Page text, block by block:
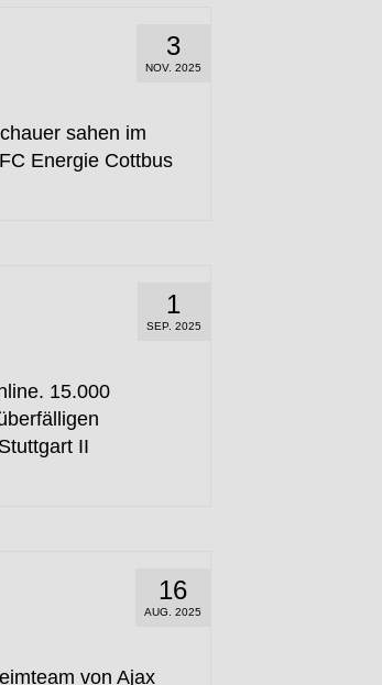
3
NOV. 2025
sahen im
Energie Cottbus
1
SEP. 2025
15.000
II
16
AUG. 2025
von Ajax